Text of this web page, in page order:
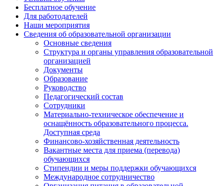
Бесплатное обучение
Для работодателей
Наши мероприятия
Сведения об образовательной организации
Основные сведения
Структура и органы управления образовательной
организацией
Документы
Образование
Руководство
Педагогический состав
Сотрудники
Материально-техническое обеспечение и
оснащённость образовательного процесса.
Доступная среда
Финансово-хозяйственная деятельность
Вакантные места для приема (перевода)
обучающихся
Стипендии и меры поддержки обучающихся
Международное сотрудничество